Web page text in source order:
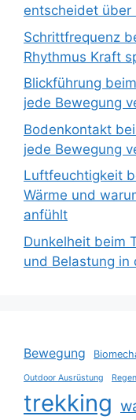
entscheidet über
Schrittfrequenz
Rhythmus Kraft
Blickführung
jede Bewegung
Bodenkontakt
jede Bewegung
Luftfeuchtigkeit
Wärme und
anfühlt
Dunkelheit beim
und Belastung in
Bewegung
Outdoor Ausrüstung
trekking